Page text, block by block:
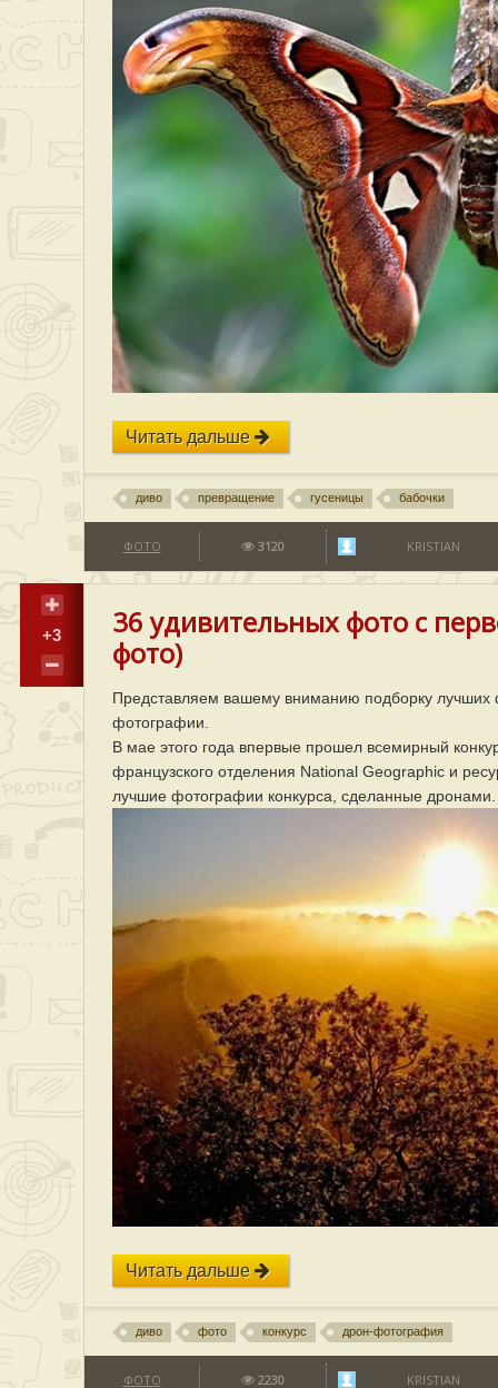
Читать дальше
диво превращение гусеницы бабочки
ФОТО 3120 KRISTIAN
+3
36 удивительных фото с
фото)
Представляем вашему вниманию подборку лучших
фотографии.
В мае этого года впервые прошел всемирный
французского отделения National Geographic и
лучшие фотографии конкурса, сделанные дронами.
Читать дальше
диво фото конкурс дрон-фотография
ФОТО 2230 KRISTIAN